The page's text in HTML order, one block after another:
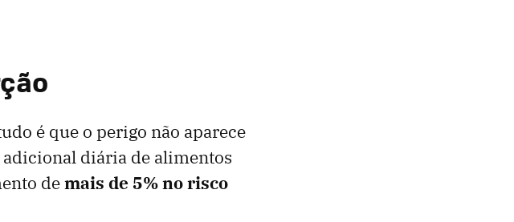
é que o perigo não aparece
diária de alimentos
demais de 5% no risco